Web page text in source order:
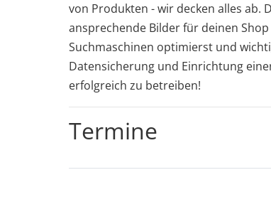
von Produkten - wir decken alles
ansprechende Bilder für deinen
Suchmaschinen optimierst und
Datensicherung und Einrichtung
erfolgreich zu betreiben!
Termine